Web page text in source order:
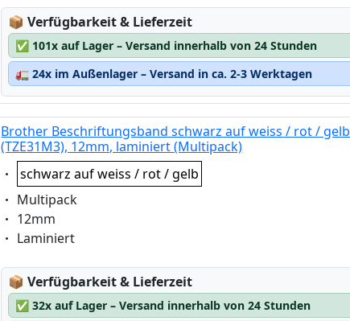
📦Lagerstatus:
Verfügbarkeit & Lieferzeit
✅ 101x auf Lager – Versand innerhalb von 24 Stunden
🚛 24x im Außenlager – Versand in ca. 2-3 Werktagen
Brother Beschriftungsband schwarz auf weiss / rot / gelb
(TZE31M3), 12mm, laminiert (Multipack)
Eigenschaft:
schwarz auf weiss / rot / gelb
Eigenschaft:
Multipack
Eigenschaft:
12mm
Eigenschaft:
Laminiert
📦Lagerstatus:
Verfügbarkeit & Lieferzeit
✅ 32x auf Lager – Versand innerhalb von 24 Stunden